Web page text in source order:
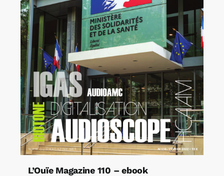
L’Ouïe Magazine 110 – ebook